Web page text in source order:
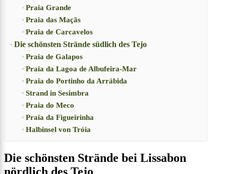
Praia Grande
Praia das Maçãs
Praia de Carcavelos
Die schönsten Strände südlich des Tejo
Praia de Galapos
Praia da Lagoa de Albufeira-Mar
Praia do Portinho da Arrábida
Strand in Sesimbra
Praia do Meco
Praia da Figueirinha
Halbinsel von Tróia
Die schönsten Strände bei Lissabon
nördlich des Tejo